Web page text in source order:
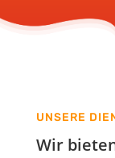
UNSERE
Wir